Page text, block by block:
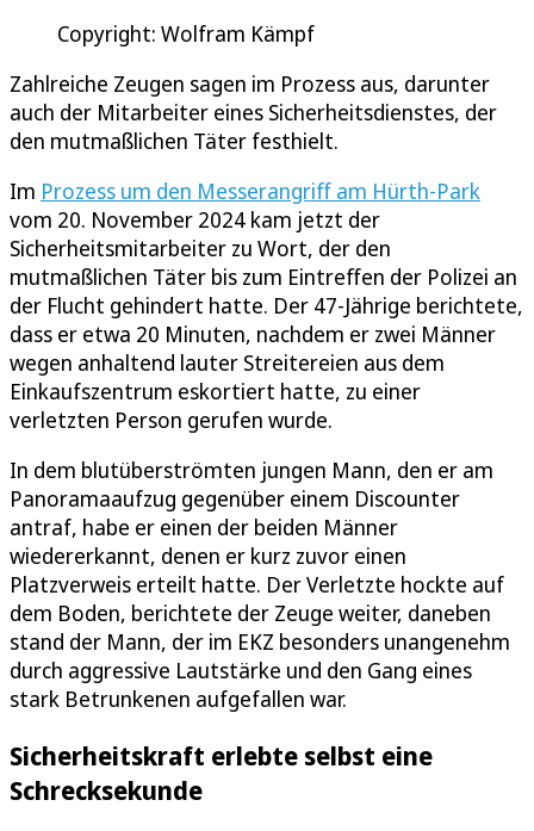
Copyright: Wolfram Kämpf
Zahlreiche Zeugen sagen im Prozess aus, darunter
auch der Mitarbeiter eines Sicherheitsdienstes, der
den mutmaßlichen Täter festhielt.
Im Prozess um den Messerangriff am Hürth-Park
vom 20. November 2024 kam jetzt der
Sicherheitsmitarbeiter zu Wort, der den
mutmaßlichen Täter bis zum Eintreffen der Polizei an
der Flucht gehindert hatte. Der 47-Jährige berichtete,
dass er etwa 20 Minuten, nachdem er zwei Männer
wegen anhaltend lauter Streitereien aus dem
Einkaufszentrum eskortiert hatte, zu einer
verletzten Person gerufen wurde.
In dem blutüberströmten jungen Mann, den er am
Panoramaaufzug gegenüber einem Discounter
antraf, habe er einen der beiden Männer
wiedererkannt, denen er kurz zuvor einen
Platzverweis erteilt hatte. Der Verletzte hockte auf
dem Boden, berichtete der Zeuge weiter, daneben
stand der Mann, der im EKZ besonders unangenehm
durch aggressive Lautstärke und den Gang eines
stark Betrunkenen aufgefallen war.
Sicherheitskraft erlebte selbst eine
Schrecksekunde